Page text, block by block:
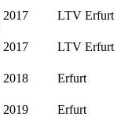
2017 LTV Erfurt
2017 LTV Erfurt
2018 Erfurt
2019 Erfurt